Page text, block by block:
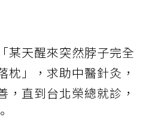
某天醒來突然脖子完全
枕」，求助中醫針灸，
，直到台北榮總就診，